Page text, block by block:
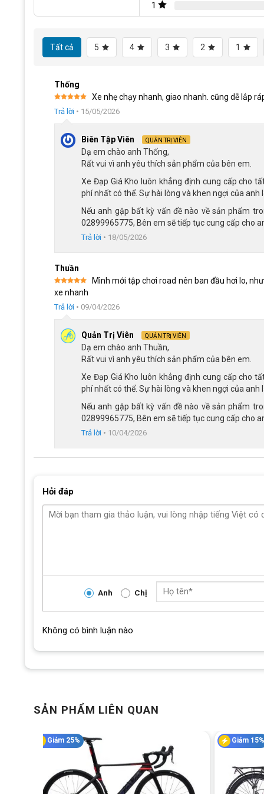
Khung sườn hợp kim nhôm nhẹ, bền
xe.
Khung nhôm nhẹ, giảm trọng lượng tối đa cho xe,
Thích hợp cho ai muốn đạp xe có phong cách mạnh
Dáng tay cong thể thao nổi bật
Điểm thu hút của dòng xe đua chính là phần tay lái dáng
1
Tất cả 5 4 3 2 1
Thống
Được xếp
hạng5 5
Xe nhẹ chạy nhanh, giao nhanh. cũng dễ lắp
Trả lời • 15/05/2026
Biên Tập Viên QUẢN TRỊ VIÊN
Dạ em chào anh Thống,
Rất vui vì anh yêu thích sản phẩm của bên em.
Xe Đạp Giá Kho luôn khẳng định cung cấp cho
phí nhất có thể. Sự hài lòng và khen ngợi của
Nếu anh gặp bất kỳ vấn đề nào về sản phẩm
02899965775, Bên em sẽ tiếp tục cung cấp cho
Trả lời • 18/05/2026
Thuần
Được xếp
hạng 55
sao
Mình mới tập chơi road nên ban đầu hơi lo,
xe nhanh
Trả lời • 09/04/2026
Quản Trị Viên QUẢN TRỊ VIÊN
Dạ em chào anh Thuần,
Rất vui vì anh yêu thích sản phẩm của bên em.
Xe Đạp Giá Kho luôn khẳng định cung cấp cho
phí nhất có thể. Sự hài lòng và khen ngợi của
Nếu anh gặp bất kỳ vấn đề nào về sản phẩm
02899965775, Bên em sẽ tiếp tục cung cấp cho
Trả lời • 10/04/2026
Hỏi đáp
Anh Chị
Không có bình luận nào
SẢN PHẨM LIÊN QUAN
Giảm 25% Giảm 15%